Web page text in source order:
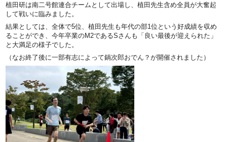
植田研は南二号館連合チームとして出場し、植田先生含め全員が大奮起
して戦いに臨みました。
結果としては、全体で5位、植田先生も年代の部1位という好成績を収め
ることができ、今年卒業のM2であるSさんも「良い最後が迎えられた」
と大満足の様子でした。
（なお終了後に一部有志によって鍋次郎おでん？が開催されました）